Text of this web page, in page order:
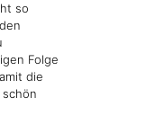
so
Folge
die